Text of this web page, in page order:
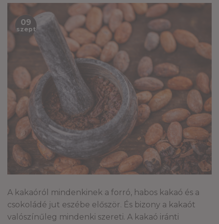
09
szept
A kakaóról mindenkinek a forró, habos kakaó és a
csokoládé jut eszébe először. És bizony a kakaót
valószínűleg mindenki szereti. A kakaó iránti